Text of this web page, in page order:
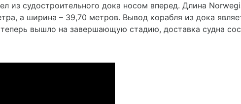
из судостроительного дока носом вперед. Длина
а ширина – 39,70 метров. Вывод корабля из дока
вышло на завершающую стадию, доставка судна